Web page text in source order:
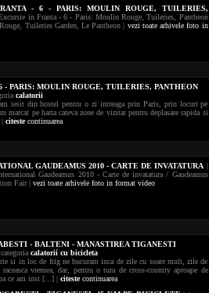
- 6 - PARIS: MOULIN ROUGE, TUILERIES,
in Franta - 6 - Paris: Moulin Rouge, Tuileries, Pantheon
Tuileries Garden, Le Pantheon | vezi toate arhivele foto in
- PARIS: MOULIN ROUGE, TUILERIES, PANTHEON
calatorii
iesit din hostel pentru o zi intreaga prin Paris, prin locuri pe
marcat pe harta cateva zone de vizitat pentru deplasare rapida si
| citestecontinuarea
GAUDEAMUS 2010 - CARTE DE INVATATURA |
Gaudeamus 2010 - Carte de invatatura / Gaudeamus
Fair | vezi toate arhivele foto in format video
- BALTENI - MANASTIREA TIGANESTI
calatorii cu bicicleta
si in loc de frig ne bucuram inca de zile cu soare mult, zile de
vremea, dar, pentru o tura de cross-country aproape de
ce am inst [...] | citestecontinuarea